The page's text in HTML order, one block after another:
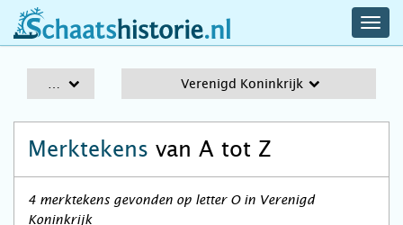
schaatshistorie.nl
Verenigd Koninkrijk
Merktekens van A tot Z
4 merktekens gevonden op letter O in Verenigd
Koninkrijk